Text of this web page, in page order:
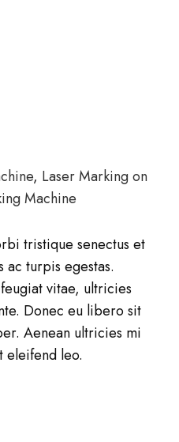
, Laser Marking on
Machine
tristique senectus et
ac turpis egestas.
vitae, ultricies
Donec eu libero sit
Aenean ultricies mi
eleifend leo.